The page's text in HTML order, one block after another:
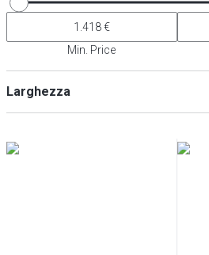
Min. Price
Larghezza